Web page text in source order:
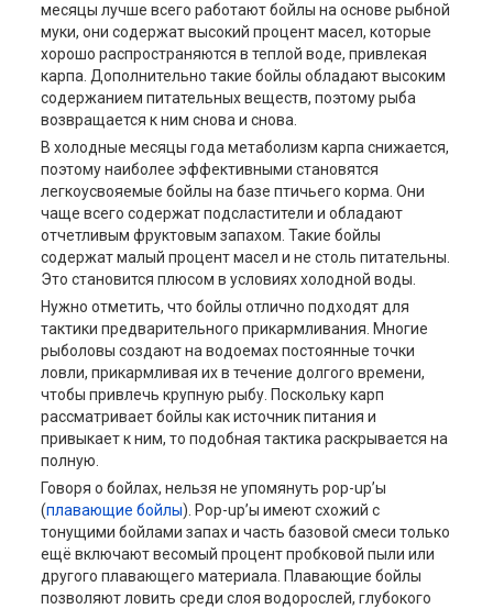
месяцы лучше всего работают бойлы на основе рыбной
муки, они содержат высокий процент масел, которые
хорошо распространяются в теплой воде, привлекая
карпа. Дополнительно такие бойлы обладают высоким
содержанием питательных веществ, поэтому рыба
возвращается к ним снова и снова.
В холодные месяцы года метаболизм карпа снижается,
поэтому наиболее эффективными становятся
легкоусвояемые бойлы на базе птичьего корма. Они
чаще всего содержат подсластители и обладают
отчетливым фруктовым запахом. Такие бойлы
содержат малый процент масел и не столь питательны.
Это становится плюсом в условиях холодной воды.
Нужно отметить, что бойлы отлично подходят для
тактики предварительного прикармливания. Многие
рыболовы создают на водоемах постоянные точки
ловли, прикармливая их в течение долгого времени,
чтобы привлечь крупную рыбу. Поскольку карп
рассматривает бойлы как источник питания и
привыкает к ним, то подобная тактика раскрывается на
полную.
Говоря о бойлах, нельзя не упомянуть pop-up’ы
(плавающие бойлы). Pop-up’ы имеют схожий с
тонущими бойлами запах и часть базовой смеси только
ещё включают весомый процент пробковой пыли или
другого плавающего материала. Плавающие бойлы
позволяют ловить среди слоя водорослей, глубокого